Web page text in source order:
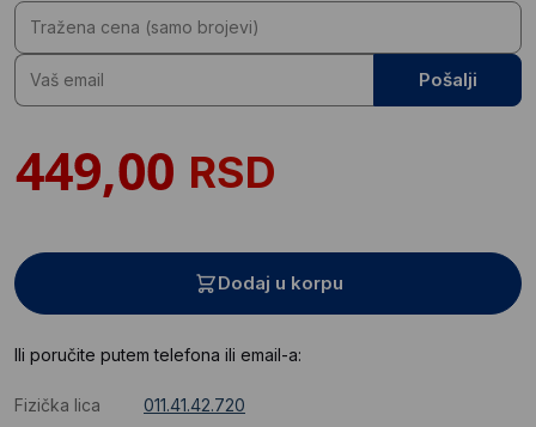
Pošalji
RSD
Dodaj u korpu
Ili poručite putem telefona ili email-a:
Fizička lica
011.41.42.720